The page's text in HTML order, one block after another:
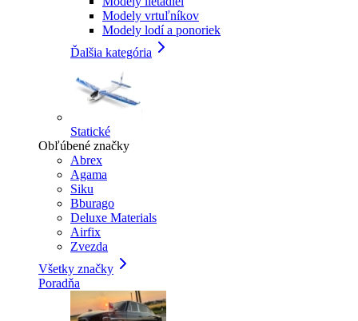
Modely vrtuľníkov
Modely lodí a ponoriek
Ďalšia kategória
Statické
Obľúbené značky
Abrex
Agama
Siku
Bburago
Deluxe Materials
Airfix
Zvezda
Všetky značky
Poradňa